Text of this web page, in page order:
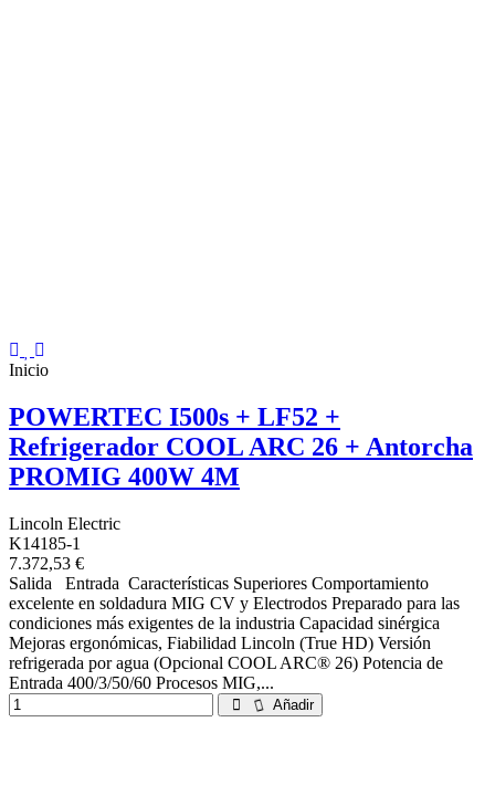
Inicio
POWERTEC I500s + LF52 +
Refrigerador COOL ARC 26 + Antorcha
PROMIG 400W 4M
Lincoln Electric
K14185-1
7.372,53 €
Salida Entrada Características Superiores Comportamiento
excelente en soldadura MIG CV y Electrodos Preparado para las
condiciones más exigentes de la industria Capacidad sinérgica
Mejoras ergonómicas, Fiabilidad Lincoln (True HD) Versión
refrigerada por agua (Opcional COOL ARC® 26) Potencia de
Entrada 400/3/50/60 Procesos MIG,...
Añadir